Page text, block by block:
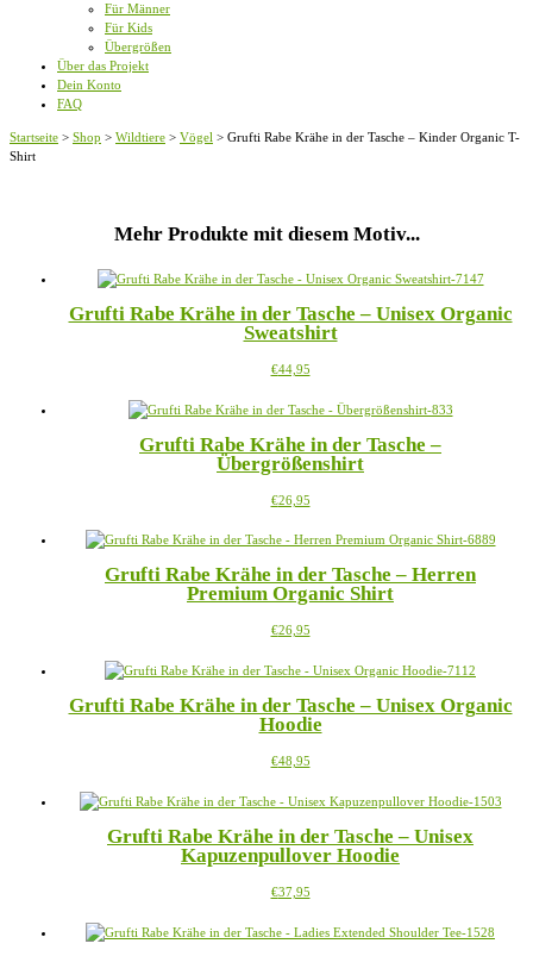
Für Männer
Für Kids
Übergrößen
Über das Projekt
Dein Konto
FAQ
Startseite > Shop > Wildtiere > Vögel > Grufti Rabe Krähe in der Tasche – Kinder Organic T-
Shirt
Mehr Produkte mit diesem Motiv...
Grufti Rabe Krähe in der Tasche – Unisex Organic
Sweatshirt
€44,95Dieses
weist
Varianten
auf.
Optionen
auf
Produktseite
gewählt
Grufti Rabe Krähe in der Tasche –
Übergrößenshirt
€26,95Dieses
weist
Varianten
auf.
Optionen
auf
Produktseite
gewählt
Grufti Rabe Krähe in der Tasche – Herren
Premium Organic Shirt
€26,95Dieses
weist
Varianten
auf.
Optionen
auf
Produktseite
gewählt
Grufti Rabe Krähe in der Tasche – Unisex Organic
Hoodie
€48,95Dieses
weist
Varianten
auf.
Optionen
auf
Grufti Rabe Krähe in der Tasche – Unisex
Kapuzenpullover Hoodie
€37,95Dieses
weist